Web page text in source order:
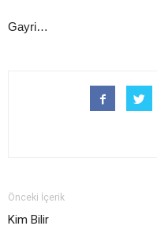
Gayri…
Önceki İçerik
Kim Bilir